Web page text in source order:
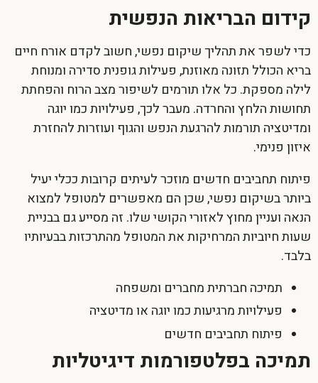
קידום הבריאות הנפשית
כדי לשפר את תהליךשיקום נפשי, חשוב לקדם אורח חיים
בריא הכולל תזונה מאוזנת, פעילות גופנית סדירה ומנוחת
לילה מספקת. כל אלו תורמים לשיפור מצב הרוח והפחתת
תחושות הלחץ והחרדה. מעבר לכך, פעילויות כמו יוגה
ומדיטציה תורמות להרגעת הנפש והגוף ועוזרות להחזרת
איזון פנימי.
פיתוח תחביבים חדשים מוזכר לעיתים קרובות ככלי יעיל
ביותר בשיקום נפשי, שכן הם מאפשרים למטופל למצוא
הנאה ועניין מחוץ לאזורי הקושי שלו. זה מסייע גם בבניית
שעות חיוביות המרחיקות את המטופל מהתרכזות בבעיותיו
בלבד.
תמיכה חברתית מחברים ומשפחה
פעילויות מרגיעות כמו יוגה או מדיטציה
פיתוח תחביבים חדשים
תמיכה בפלטפורמות דיגיטליות